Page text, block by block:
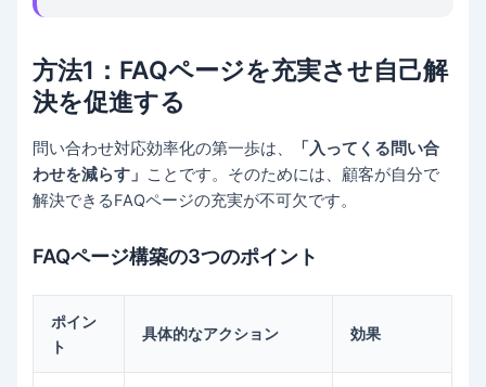
方法1：FAQページを充実させ自己解
決を促進する
問い合わせ対応効率化の第一歩は、
「入ってくる問い合
わせを減らす」 ことです。そのためには、顧客が自分で
解決できるFAQページの充実が不可欠です。
FAQページ構築の3つのポイント
ポイン
ト
具体的なアクション 効果